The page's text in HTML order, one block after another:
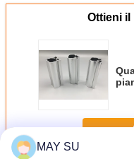
Ottieni il
MAY SU